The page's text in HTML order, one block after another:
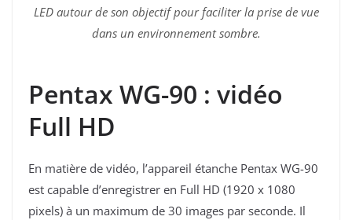
LED autour de son objectif pour faciliter la prise de vue
dans un environnement sombre.
Pentax WG-90 : vidéo
Full HD
En matière de vidéo, l’appareil étanche Pentax WG-90
est capable d’enregistrer en Full HD (1920 x 1080
pixels) à un maximum de 30 images par seconde. Il